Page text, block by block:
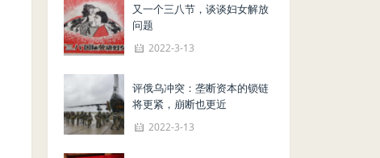
又一个三八节，谈谈妇女解放
问题
2022-3-13
评俄乌冲突：垄断资本的锁链
将更紧，崩断也更近
2022-3-13